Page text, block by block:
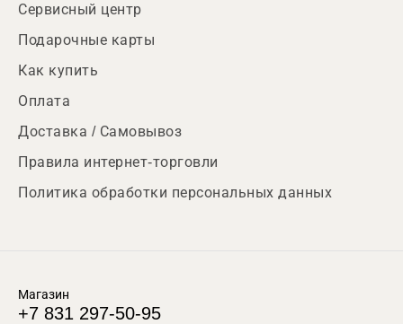
Сервисный центр
Подарочные карты
Как купить
Оплата
Доставка / Самовывоз
Правила интернет-торговли
Политика обработки персональных данных
Магазин
+7 831 297-50-95